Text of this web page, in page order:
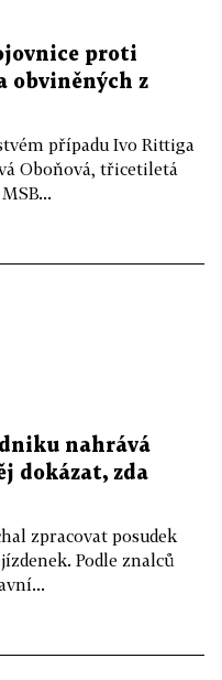
proti
obviněných z
případu Ivo Rittiga
Oboňová, třicetiletá
nahrává
dokázat, zda
zpracovat posudek
Podle znalců